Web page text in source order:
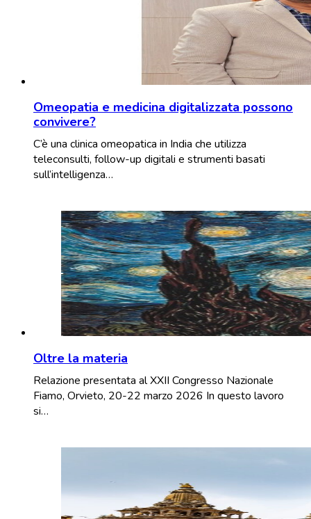
Omeopatia e medicina digitalizzata possono
convivere?
C’è una clinica omeopatica in India che utilizza
teleconsulti, follow-up digitali e strumenti basati
sull’intelligenza…
Oltre la materia
Relazione presentata al XXII Congresso Nazionale
Fiamo, Orvieto, 20-22 marzo 2026 In questo lavoro
si…